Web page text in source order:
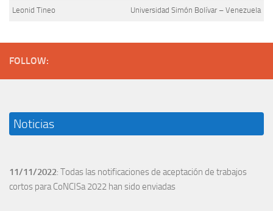
Leonid Tineo Universidad Simón Bolívar – Venezuela
FOLLOW:
Noticias
11/11/2022: Todas las notificaciones de aceptación de trabajos
cortos para CoNCISa 2022 han sido enviadas